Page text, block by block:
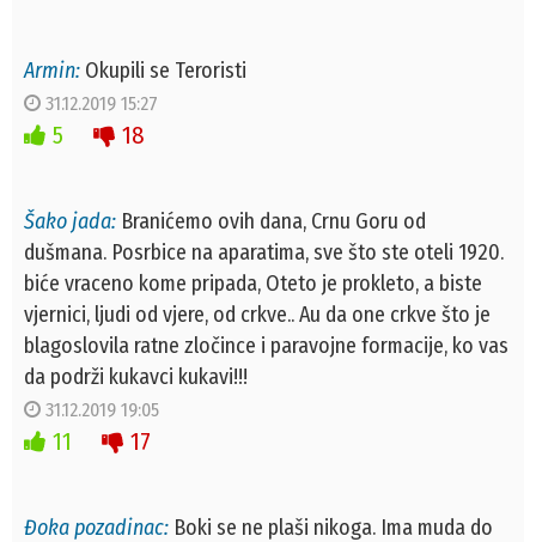
Armin: Okupili se Teroristi
31.12.2019 15:27
5 18
Šako jada: Branićemo ovih dana, Crnu Goru od
dušmana. Posrbice na aparatima, sve što ste oteli 1920.
biće vraceno kome pripada, Oteto je prokleto, a biste
vjernici, ljudi od vjere, od crkve.. Au da one crkve što je
blagoslovila ratne zločince i paravojne formacije, ko vas
da podrži kukavci kukavi!!!
31.12.2019 19:05
11 17
Đoka pozadinac: Boki se ne plaši nikoga. Ima muda do